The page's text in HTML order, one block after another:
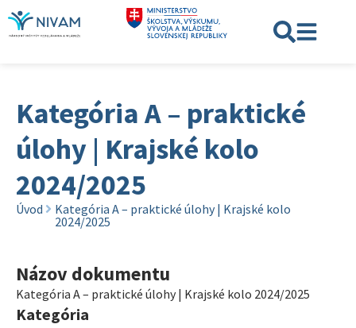
Kategória A – praktické
úlohy | Krajské kolo
2024/2025
Úvod
Kategória A – praktické úlohy | Krajské kolo
2024/2025
Názov dokumentu
Kategória A – praktické úlohy | Krajské kolo 2024/2025
Kategória